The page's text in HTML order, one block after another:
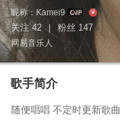
昵称：Kamei9
关注 42 粉丝 147
网易音乐人
歌手简介
随便唱唱 不定时更新歌曲